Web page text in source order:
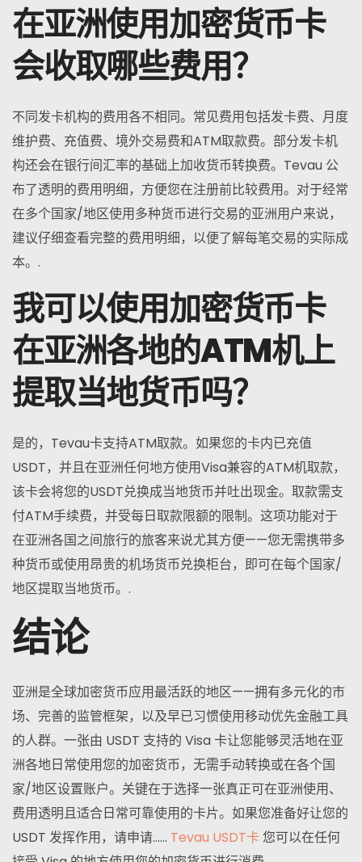
在亚洲使用加密货币卡
会收取哪些费用？
不同发卡机构的费用各不相同。常见费用包括发卡费、月度
维护费、充值费、境外交易费和ATM取款费。部分发卡机
构还会在银行间汇率的基础上加收货币转换费。Tevau 公
布了透明的费用明细，方便您在注册前比较费用。对于经常
在多个国家/地区使用多种货币进行交易的亚洲用户来说，
建议仔细查看完整的费用明细，以便了解每笔交易的实际成
本。.
我可以使用加密货币卡
在亚洲各地的ATM机上
提取当地货币吗？
是的，Tevau卡支持ATM取款。如果您的卡内已充值
USDT，并且在亚洲任何地方使用Visa兼容的ATM机取款，
该卡会将您的USDT兑换成当地货币并吐出现金。取款需支
付ATM手续费，并受每日取款限额的限制。这项功能对于
在亚洲各国之间旅行的旅客来说尤其方便——您无需携带多
种货币或使用昂贵的机场货币兑换柜台，即可在每个国家/
地区提取当地货币。.
结论
亚洲是全球加密货币应用最活跃的地区——拥有多元化的市
场、完善的监管框架，以及早已习惯使用移动优先金融工具
的人群。一张由 USDT 支持的 Visa 卡让您能够灵活地在亚
洲各地日常使用您的加密货币，无需手动转换或在各个国
家/地区设置账户。关键在于选择一张真正可在亚洲使用、
费用透明且适合日常可靠使用的卡片。如果您准备好让您的
USDT 发挥作用，请申请…… Tevau USDT卡您可以在任何